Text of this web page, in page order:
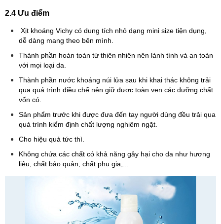
2.4 Ưu điểm
Xịt khoáng Vichy có dung tích nhỏ dạng mini size tiện dụng,
dễ dàng mang theo bên mình.
Thành phần hoàn toàn từ thiên nhiên nên lành tính và an toàn
với mọi loại da.
Thành phần nước khoáng núi lửa sau khi khai thác không trải
qua quá trình điều chế nên giữ được toàn vẹn các dưỡng chất
vốn có.
Sản phẩm trước khi được đưa đến tay người dùng đều trải qua
quá trình kiểm định chất lượng nghiêm ngặt.
Cho hiệu quả tức thì.
Không chứa các chất có khả năng gây hại cho da như hương
liệu, chất bảo quản, chất phụ gia,...